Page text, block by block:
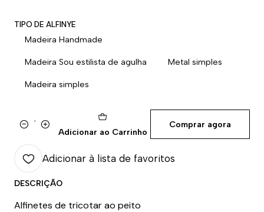
TIPO DE ALFINYE
Madeira Handmade
Madeira Sou estilista de agulha Metal simples
Madeira simples
QuantidadeAdicionar ao Carrinho
Comprar agora
Adicionar à lista de favoritos
DESCRIÇÃO
Alfinetes de tricotar ao peito